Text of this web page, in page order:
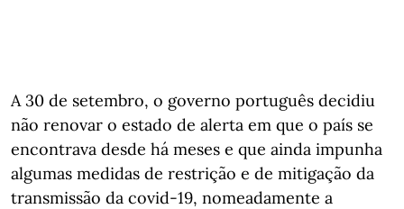
A 30 de setembro, o governo português decidiu
não renovar o estado de alerta em que o país se
encontrava desde há meses e que ainda impunha
algumas medidas de restrição e de mitigação da
transmissão da covid-19, nomeadamente a